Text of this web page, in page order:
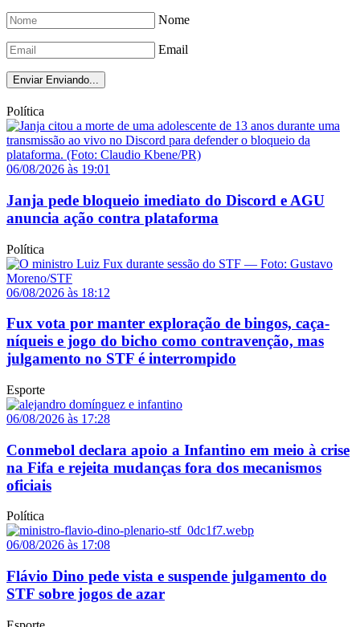
Nome
Email
Enviar Enviando...
Política
06/08/2026 às 19:01
Janja pede bloqueio imediato do Discord e AGU
anuncia ação contra plataforma
Política
06/08/2026 às 18:12
Fux vota por manter exploração de bingos, caça-
níqueis e jogo do bicho como contravenção, mas
julgamento no STF é interrompido
Esporte
06/08/2026 às 17:28
Conmebol declara apoio a Infantino em meio à crise
na Fifa e rejeita mudanças fora dos mecanismos
oficiais
Política
06/08/2026 às 17:08
Flávio Dino pede vista e suspende julgamento do
STF sobre jogos de azar